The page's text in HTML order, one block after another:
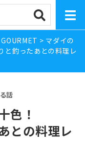
GOURMET > マダイの
と釣ったあとの料理レ
話
色！
との料理レ